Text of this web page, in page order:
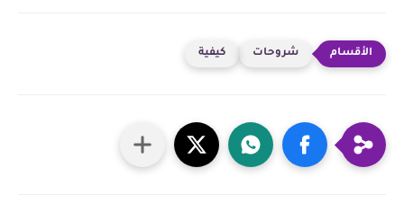
شروحات كيفية